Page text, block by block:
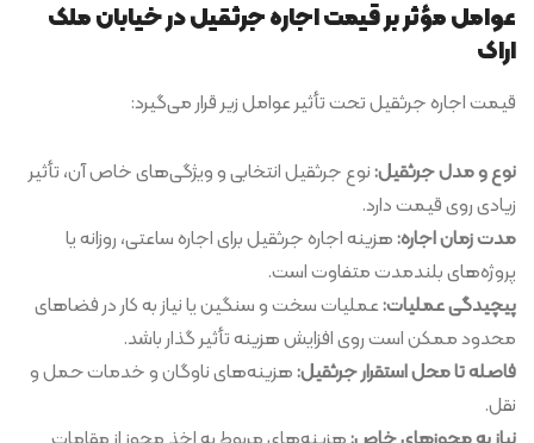
عوامل مؤثر بر قیمت اجاره جرثقیل در خیابان ملک
اراک
قیمت اجاره جرثقیل تحت تأثیر عوامل زیر قرار می‌گیرد:
نوع و مدل جرثقیل:نوع جرثقیل انتخابی و ویژگی‌های خاص آن، تأثیر
زیادی روی قیمت دارد.
مدت زمان اجاره:هزینه اجاره جرثقیل برای اجاره ساعتی، روزانه یا
پروژه‌های بلندمدت متفاوت است.
پیچیدگی عملیات:عملیات سخت و سنگین یا نیاز به کار در فضاهای
محدود ممکن است روی افزایش هزینه تأثیر گذار باشد.
فاصله تا محل استقرار جرثقیل:هزینه‌های ناوگان و خدمات حمل و
نقل.